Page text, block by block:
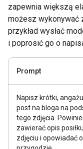
zapewnia większą
możesz wykonywać
przykład wysłać
i poprosić go o
Prompt
Napisz krótki,
post na bloga na
tego zdjęcia.
zawierać opis
zdjęciu i opowiadać